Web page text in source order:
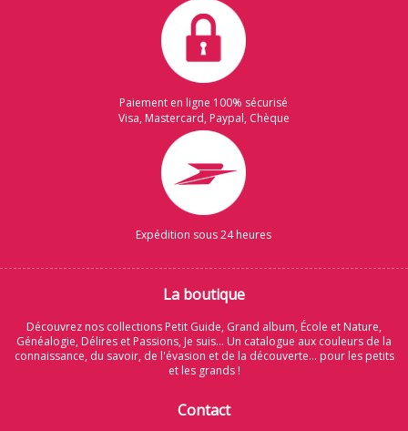
Paiement en ligne 100% sécurisé
Visa, Mastercard, Paypal, Chèque
Expédition sous 24 heures
La boutique
Découvrez nos collections Petit Guide, Grand album, École et Nature,
Généalogie, Délires et Passions, Je suis... Un catalogue aux couleurs de la
connaissance, du savoir, de l'évasion et de la découverte... pour les petits
et les grands !
Contact